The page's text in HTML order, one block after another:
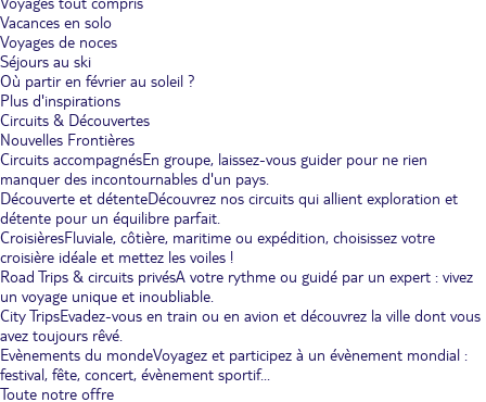
Vacances en solo
Voyages de noces
Séjours au ski
Où partir en février au soleil ?
Plus d'inspirations
Circuits & Découvertes
Nouvelles Frontières
Circuits accompagnésEn groupe, laissez-vous guider pour ne rien
manquer des incontournables d'un pays.
Découverte et détenteDécouvrez nos circuits qui allient exploration et
détente pour un équilibre parfait.
CroisièresFluviale, côtière, maritime ou expédition, choisissez votre
croisière idéale et mettez les voiles !
Road Trips & circuits privésA votre rythme ou guidé par un expert : vivez
un voyage unique et inoubliable.
City TripsEvadez-vous en train ou en avion et découvrez la ville dont vous
avez toujours rêvé.
Evènements du mondeVoyagez et participez à un évènement mondial :
festival, fête, concert, évènement sportif...
Toute notre offre